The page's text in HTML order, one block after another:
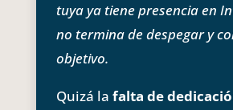
tuya ya tiene presencia en
no termina de despegar y
objetivo.
Quizá la falta de